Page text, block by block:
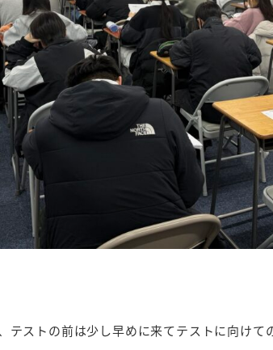
テストの前は少し早めに来てテストに向けて